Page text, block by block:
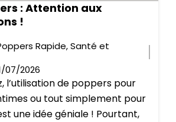
: Attention aux
!
Rapide,Santé et
07/2026
l’utilisation de poppers pour
ou tout simplement pour
une idée géniale ! Pourtant,